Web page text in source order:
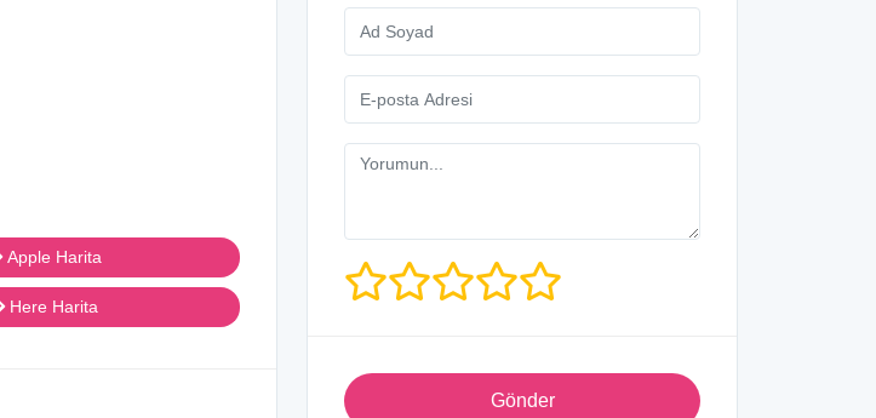
Apple Harita
Here Harita
Gönder